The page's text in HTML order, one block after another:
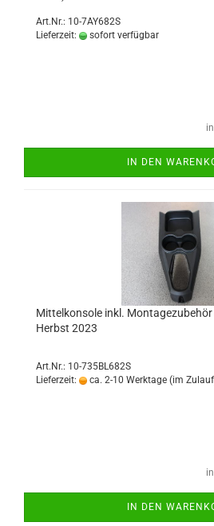
Art.Nr.: 10-7AY682S
Lieferzeit:
sofort verfügbar
IN DEN
Mittelkonsole inkl.
Herbst 2023
Art.Nr.: 10-735BL682S
Lieferzeit:
ca. 2-10 Werktage (im
IN DEN